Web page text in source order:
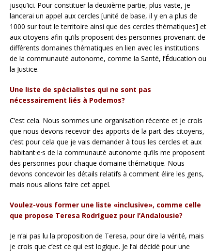
jusqu’ici. Pour constituer la deuxième partie, plus vaste, je
lancerai un appel aux cercles [unité de base, il y en a plus de
1000 sur tout le territoire ainsi que des cercles thématiques] et
aux citoyens afin qu’ils proposent des personnes provenant de
différents domaines thématiques en lien avec les institutions
de la communauté autonome, comme la Santé, l’Éducation ou
la Justice.
Une liste de spécialistes qui ne sont pas
nécessairement liés à Podemos?
C’est cela. Nous sommes une organisation récente et je crois
que nous devons recevoir des apports de la part des citoyens,
c’est pour cela que je vais demander à tous les cercles et aux
habitant·e·s de la communauté autonome qu’ils me proposent
des personnes pour chaque domaine thématique. Nous
devons concevoir les détails relatifs à comment élire les gens,
mais nous allons faire cet appel.
Voulez-vous former une liste «inclusive», comme celle
que propose Teresa Rodríguez pour l’Andalousie?
Je n’ai pas lu la proposition de Teresa, pour dire la vérité, mais
je crois que c’est ce qui est logique. Je l’ai décidé pour une